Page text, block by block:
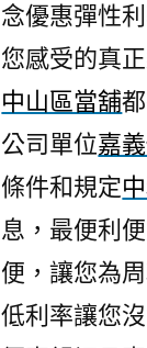
念優惠彈性
您感受的真
中山區當舖
公司單位嘉
條件和規定
息，最便利
便，讓您為
低利率讓您